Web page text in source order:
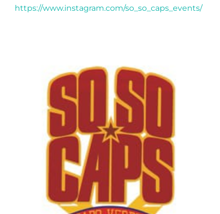
https://www.instagram.com/so_so_caps_events/